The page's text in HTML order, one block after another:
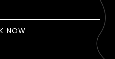
NOW